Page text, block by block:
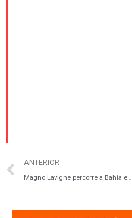
ANTERIOR
Magno Lavigne percorre a Bahia e reforça a importância do diálogo com a população